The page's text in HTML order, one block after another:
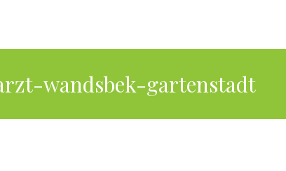
wandsbek-gartenstadt